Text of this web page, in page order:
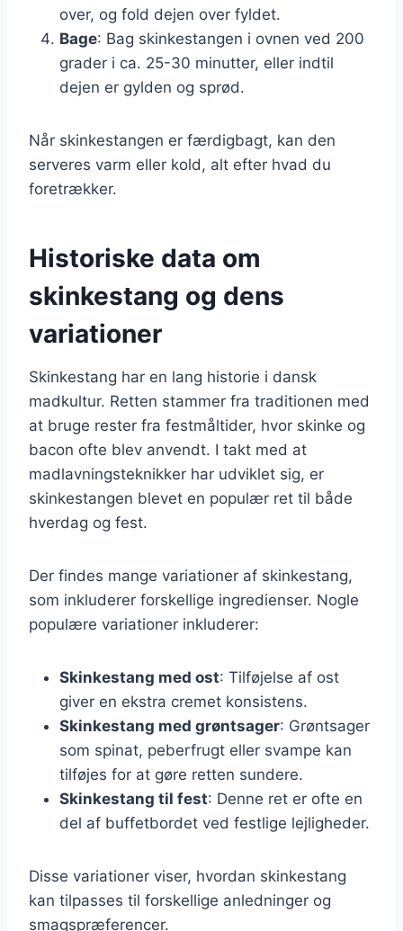
over, og fold dejen over fyldet.
Bage: Bag skinkestangen i ovnen ved 200
grader i ca. 25-30 minutter, eller indtil
dejen er gylden og sprød.
Når skinkestangen er færdigbagt, kan den
serveres varm eller kold, alt efter hvad du
foretrækker.
Historiske data om
skinkestang og dens
variationer
Skinkestang har en lang historie i dansk
madkultur. Retten stammer fra traditionen med
at bruge rester fra festmåltider, hvor skinke og
bacon ofte blev anvendt. I takt med at
madlavningsteknikker har udviklet sig, er
skinkestangen blevet en populær ret til både
hverdag og fest.
Der findes mange variationer af skinkestang,
som inkluderer forskellige ingredienser. Nogle
populære variationer inkluderer:
Skinkestang med ost: Tilføjelse af ost
giver en ekstra cremet konsistens.
Skinkestang med grøntsager: Grøntsager
som spinat, peberfrugt eller svampe kan
tilføjes for at gøre retten sundere.
Skinkestang til fest: Denne ret er ofte en
del af buffetbordet ved festlige lejligheder.
Disse variationer viser, hvordan skinkestang
kan tilpasses til forskellige anledninger og
smagspræferencer.